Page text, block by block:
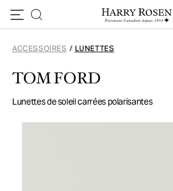
ACCESSOIRES / LUNETTES
TOM FORD
Lunettes de soleil carrées polarisantes